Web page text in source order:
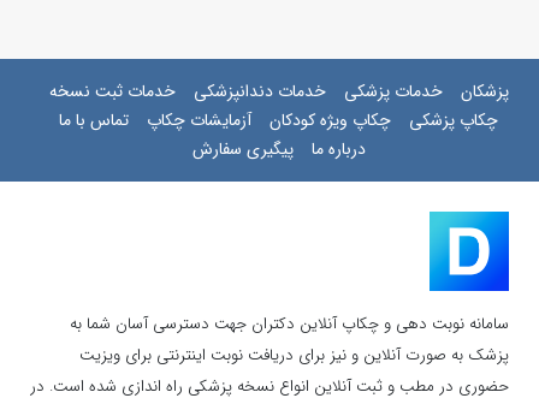
پزشکان خدمات پزشکی خدمات دندانپزشکی
خدمات ثبت نسخه
چکاپ پزشکی
چکاپ ویژه کودکان آزمایشات چکاپ
تماس با ما
درباره ما
پیگیری سفارش
سامانه نوبت دهی و چکاپ آنلاین دکتران جهت دسترسی آسان شما به
پزشک به صورت آنلاین و نیز برای دریافت نوبت اینترنتی برای ویزیت
حضوری در مطب و ثبت آنلاین انواع نسخه پزشکی راه اندازی شده است. در